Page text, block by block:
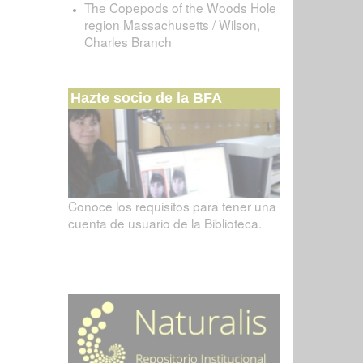
The Copepods of the Woods Hole
region Massachusetts / Wilson,
Charles Branch
Hazte socio de la BFA
Conoce los requisitos para tener una
cuenta de usuario de la Biblioteca.